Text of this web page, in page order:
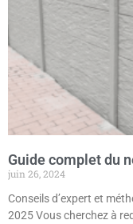
Guide complet du
juin 26, 2024
Conseils d’expert et
2025 Vous cherchez à